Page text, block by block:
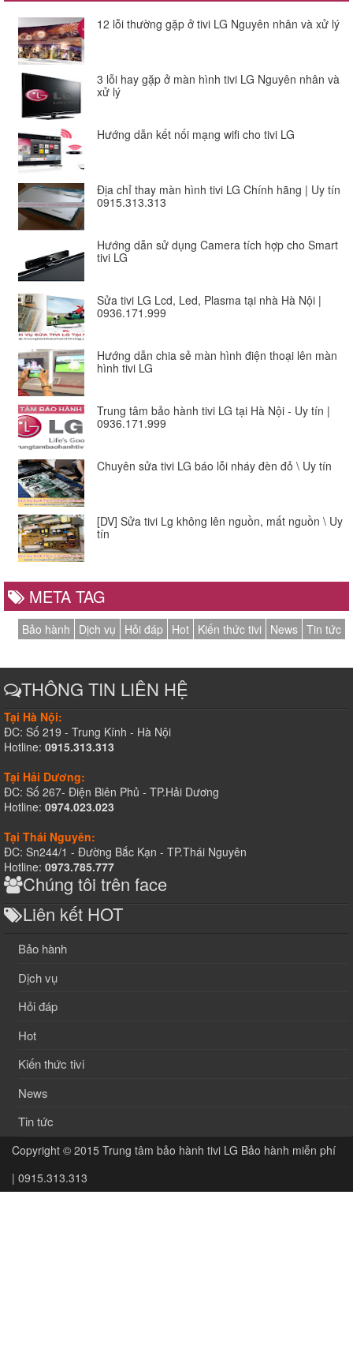
12 lỗi thường gặp ở tivi LG Nguyên nhân và xử lý
3 lỗi hay gặp ở màn hình tivi LG Nguyên nhân và
xử lý
Hướng dẫn kết nối mạng wifi cho tivi LG
Địa chỉ thay màn hình tivi LG Chính hãng | Uy tín
0915.313.313
Hướng dẫn sử dụng Camera tích hợp cho Smart
tivi LG
Sửa tivi LG Lcd, Led, Plasma tại nhà Hà Nội |
0936.171.999
Hướng dẫn chia sẻ màn hình điện thoại lên màn
hình tivi LG
Trung tâm bảo hành tivi LG tại Hà Nội - Uy tín |
0936.171.999
Chuyên sửa tivi LG báo lỗi nháy đèn đỏ \ Uy tín
[DV] Sửa tivi Lg không lên nguồn, mất nguồn \ Uy
tín
META TAG
Bảo hành Dịch vụ Hỏi đáp Hot Kiến thức tivi News Tin tức
THÔNG TIN LIÊN HỆ
Tại Hà Nội:
ĐC: Số 219 - Trung Kính - Hà Nội
Hotline: 0915.313.313
Tại Hải Dương:
ĐC: Số 267- Điện Biên Phủ - TP.Hải Dương
Hotline: 0974.023.023
Tại Thái Nguyên:
ĐC: Sn244/1 - Đường Bắc Kạn - TP.Thái Nguyên
Hotline: 0973.785.777
Chúng tôi trên face
Liên kết HOT
Bảo hành
Dịch vụ
Hỏi đáp
Hot
Kiến thức tivi
News
Tin tức
Copyright © 2015 Trung tâm bảo hành tivi LG Bảo hành miễn phí
| 0915.313.313